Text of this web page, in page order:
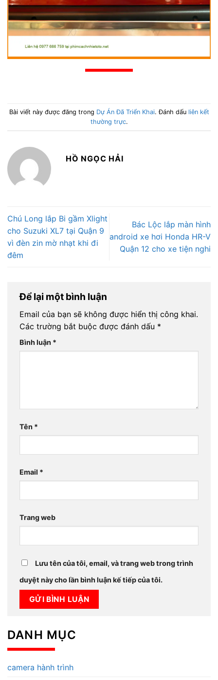
Bài viết này được đăng trong Dự Án Đã Triển Khai. Đánh dấu liên kết
thường trực.
HỒ NGỌC HẢI
Chú Long lắp Bi gầm Xlight
cho Suzuki XL7 tại Quận 9
vì đèn zin mờ nhạt khi đi
đêm
Bác Lộc lắp màn hình
android xe hơi Honda HR-V
Quận 12 cho xe tiện nghi
Để lại một bình luận
Email của bạn sẽ không được hiển thị công khai.
Các trường bắt buộc được đánh dấu *
Bình luận *
Tên *
Email *
Trang web
Lưu tên của tôi, email, và trang web trong trình
duyệt này cho lần bình luận kế tiếp của tôi.
DANH MỤC
camera hành trình